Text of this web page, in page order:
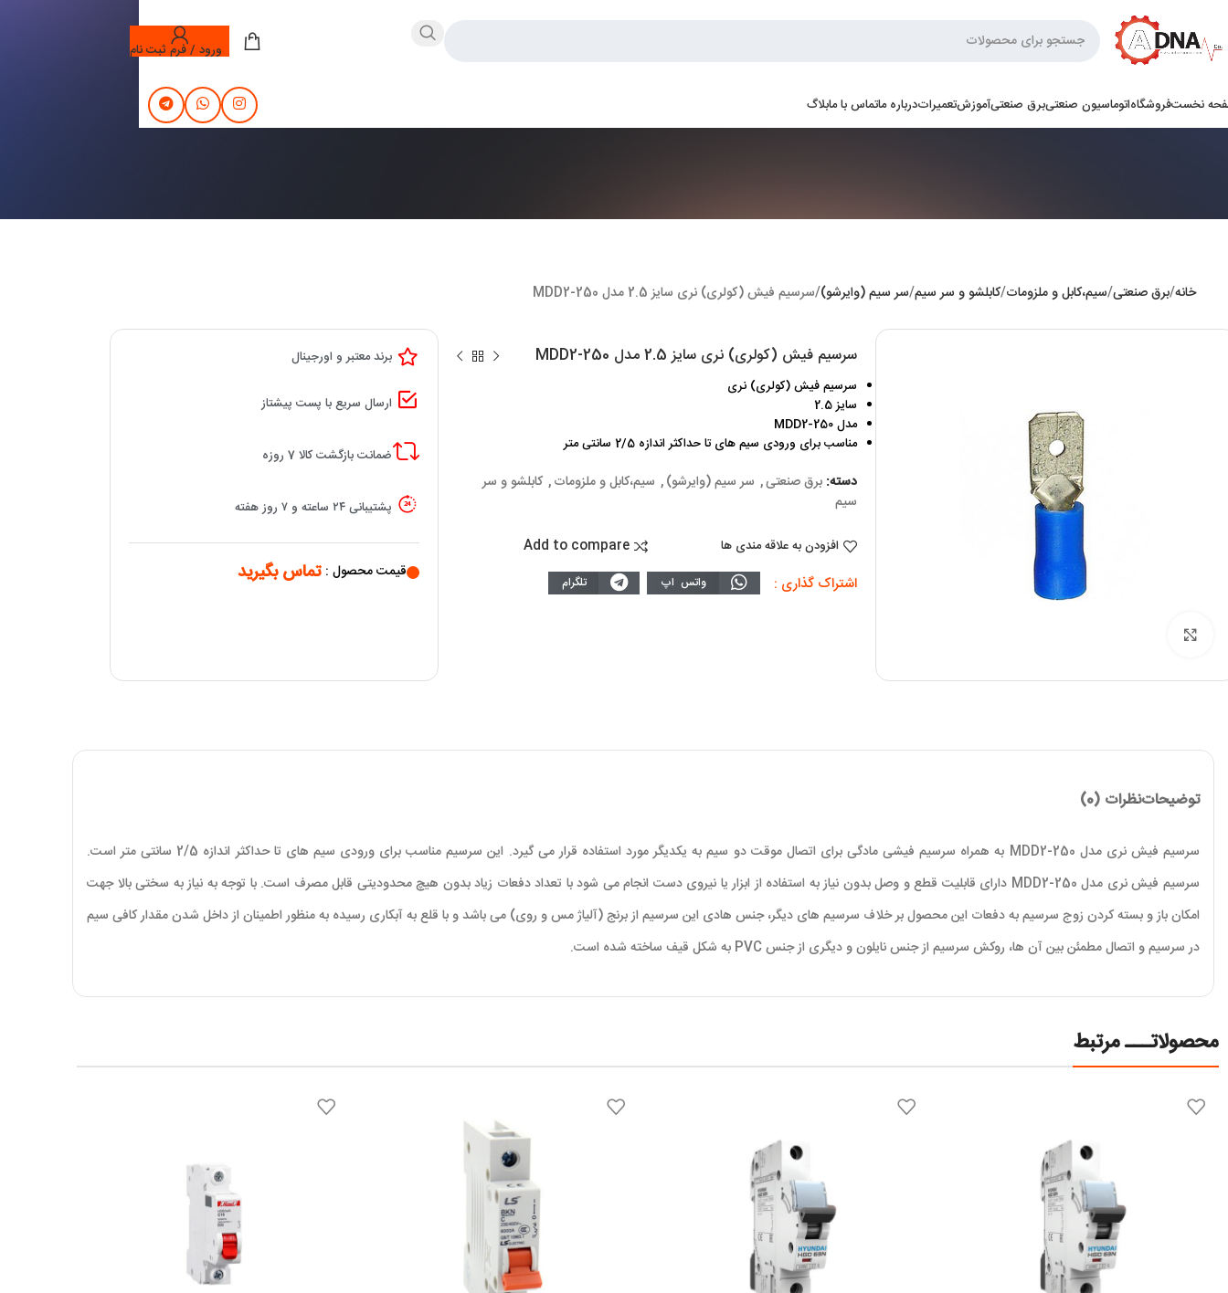
ورود / فرم ثبت نام
نخستفروشگاهاتوماسیون صنعتیبرق صنعتیآموزشتعمیراتدرباره ماتماس با مابلاگ
خانه برق صنعتی سیم،کابل و ملزومات کابلشو و سر سیم سر سیم (وایرشو) سرسیم فیش (کولری) نری سایز 2.5 مدل MDD2-250
سرسیم فیش (کولری) نری سایز 2.5 مدل MDD2-250
سرسیم فیش (کولری) نری
سایز 2.5
مدل MDD2-250
مناسب برای ورودی سیم های تا حداکثر اندازه 2/5 سانتی متر
دسته: برق صنعتی, سر سیم (وایرشو), سیم،کابل و ملزومات, کابلشو و سر
سیم
افزودن به علاقه مندی ها Add to compare
اشتراک گذاری : واتس اپ تلگرام
برند معتبر و اورجینال
ارسال سریع با پست پیشتاز
ضمانت بازگشت کالا 7 روزه
پشتیبانی ۲۴ ساعته و ۷ روز هفته
قیمت محصول : تماس بگیرید
توضیحاتنظرات (0)
سرسیم فیش نری مدل MDD2-250 به همراه سرسیم فیشی مادگی برای اتصال موقت دو سیم به یکدیگر مورد استفاده قرار می گیرد. این سرسیم مناسب برای ورودی سیم های تا حداکثر اندازه 2/5 سانتی متر است.
سرسیم فیش نری مدل MDD2-250 دارای قابلیت قطع و وصل بدون نیاز به استفاده از ابزار یا نیروی دست انجام می شود با تعداد دفعات زیاد بدون هیچ محدودیتی قابل مصرف است. با توجه به نیاز به سختی بالا جهت
امکان باز و بسته کردن زوج سرسیم به دفعات این محصول بر خلاف سرسیم های دیگر، جنس هادی این سرسیم از برنج (آلیاژ مس و روی) می باشد و با قلع به آبکاری رسیده به منظور اطمینان از داخل شدن مقدار کافی سیم
در سرسیم و اتصال مطمئن بین آن ها، روکش سرسیم از جنس نایلون و دیگری از جنس PVC به شکل قیف ساخته شده است.
محصولاتـــ مرتبط